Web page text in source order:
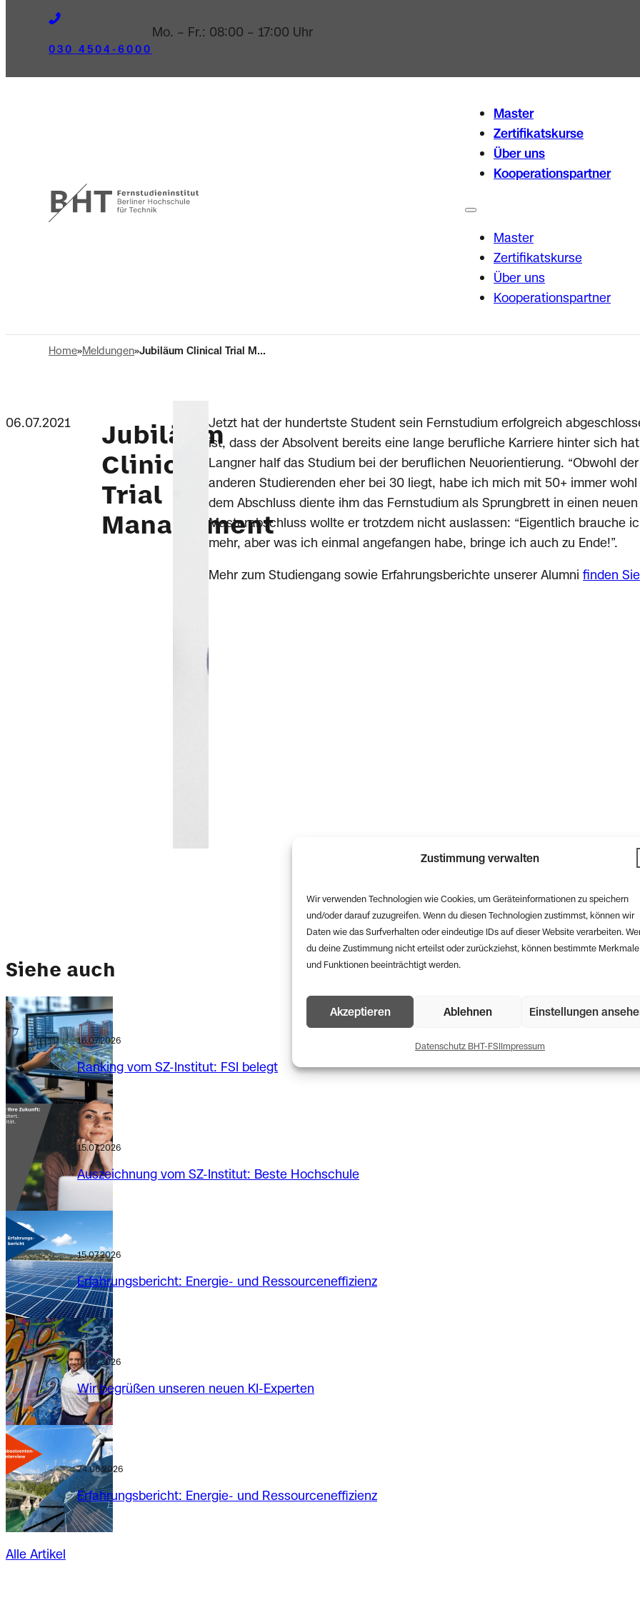
Zustimmung verwalten
Wir verwenden Technologien wie Cookies, um Geräteinformationen zu speichern
und/oder darauf zuzugreifen. Wenn du diesen Technologien zustimmst, können wir
Daten wie das Surfverhalten oder eindeutige IDs auf dieser Website verarbeiten.
du deine Zustimmung nicht erteilst oder zurückziehst, können bestimmte Merkmale
und Funktionen beeinträchtigt werden.
Akzeptieren Ablehnen Einstellungen
Datenschutz BHT-FSIImpressum
030 4504-6000
Mo. – Fr.: 08:00 – 17:00 Uhr
Master
Zertifikatskurse
Über uns
Kooperationspartner
Master
Zertifikatskurse
Über uns
Kooperationspartner
Home Meldungen Jubiläum Clinical Trial M...
06.07.2021
Jubiläum
Clinical
Trial
Management
Jetzt hat der hundertste Student sein Fernstudium erfolgreich
ist, dass der Absolvent bereits eine lange berufliche Karriere hinter sich
Langner half das Studium bei der beruflichen Neuorientierung. “Obwohl
anderen Studierenden eher bei 30 liegt, habe ich mich mit 50+ immer wohl
dem Abschluss diente ihm das Fernstudium als Sprungbrett in einen
Masterabschluss wollte er trotzdem nicht auslassen: “Eigentlich brauche
mehr, aber was ich einmal angefangen habe, bringe ich auch zu Ende!”.
Mehr zum Studiengang sowie Erfahrungsberichte unserer Alumni finden
Siehe auch
16.07.2026
Ranking vom SZ-Institut: FSI belegt
15.07.2026
Auszeichnung vom SZ-Institut: Beste Hochschule
15.07.2026
Erfahrungsbericht: Energie- und Ressourceneffizienz
07.07.2026
Wir begrüßen unseren neuen KI-Experten
24.06.2026
Erfahrungsbericht: Energie- und Ressourceneffizienz
Alle Artikel